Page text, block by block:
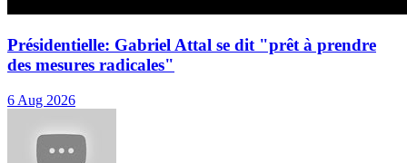
Présidentielle: Gabriel Attal se dit "prêt à prendre
des mesures radicales"
6 Aug 2026